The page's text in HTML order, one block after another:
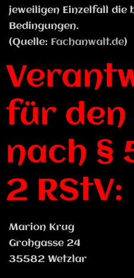
jeweiligen Einzelfall die
Bedingungen.
(Quelle: Fachanwalt.de)
für
nach §
2 RStV:
Marion Krug
Grohgasse 24
35582 Wetzlar